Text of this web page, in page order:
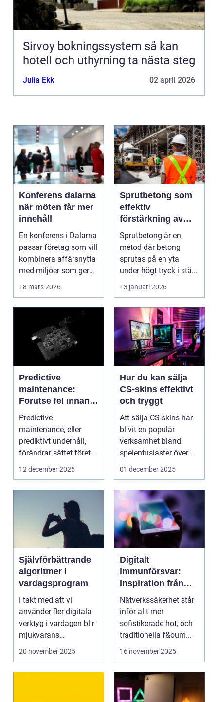
Sirvoy bokningssystem så kan
hotell och uthyrning ta nästa steg
Julia Ekk 02 april 2026
Konferens dalarna
när möten får mer
innehåll
En konferens i Dalarna
passar företag som vill
kombinera affärsnytta
med miljöer som ger
lugn, fokus...
18 mars 2026
Sprutbetong som
effektiv
förstärkning av
berg och betong
Sprutbetong är en
metod där betong
sprutas på en yta
under högt tryck i stä...
13 januari 2026
Predictive
maintenance:
Förutse fel innan
de uppstår med
hjälp av sensorer
Predictive
maintenance, eller
prediktivt underhåll,
förändrar sättet föret...
12 december 2025
Hur du kan sälja
CS-skins effektivt
och tryggt
Att sälja CS-skins har
blivit en populär
verksamhet bland
spelentusiaster över
hela v...
01 december 2025
Självförbättrande
algoritmer i
vardagsprogram
I takt med att vi
använder fler digitala
verktyg i vardagen blir
mjukvarans
anpassningsför...
20 november 2025
Digitalt
immunförsvar:
Inspiration från
biologiska system
för att stärka
nätverkssäkerhet
Nätverkssäkerhet står
inför allt mer
sofistikerade hot, och
traditionella f&oum...
16 november 2025